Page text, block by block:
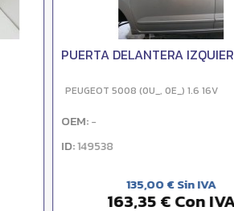
PUERTA DELANTERA IZQUIERDA
PEUGEOT 5008 (0U_, 0E_) 1.6 16V
OEM:-
149538
135,00 € Sin IVA
163,35 € Con IVA